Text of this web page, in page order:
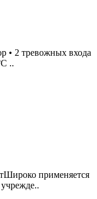
• 2 тревожных входа
..
применяется